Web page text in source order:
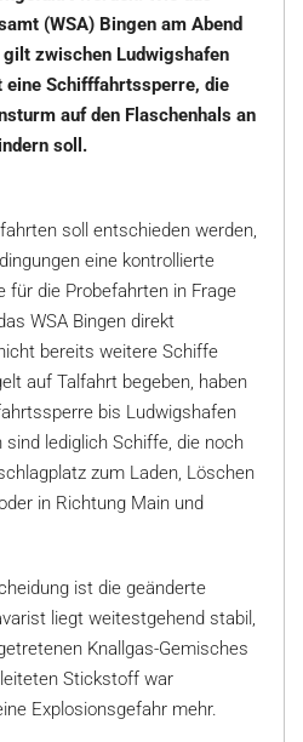
(WSA) Bingen am Abend
zwischen Ludwigshafen
eine Schifffahrtssperre, die
auf den Flaschenhals an
soll.
soll entschieden werden,
eine kontrollierte
für die Probefahrten in Frage
WSA Bingen direkt
bereits weitere Schiffe
auf Talfahrt begeben, haben
bis Ludwigshafen
lediglich Schiffe, die noch
zum Laden, Löschen
in Richtung Main und
ist die geänderte
liegt weitestgehend stabil,
Knallgas-Gemisches
Stickstoff war
Explosionsgefahr mehr.